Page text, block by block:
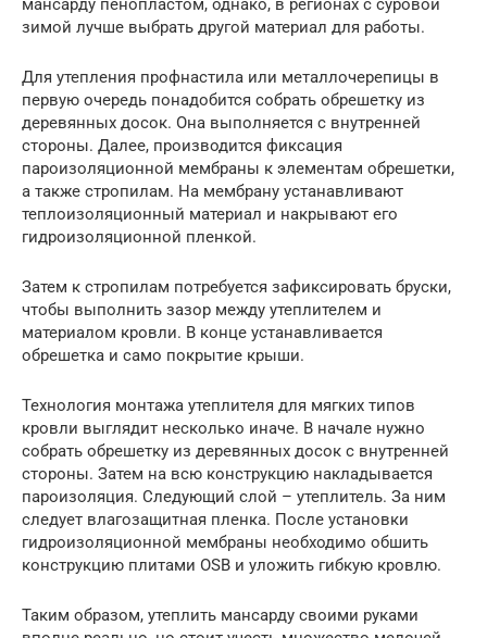
мансарду пенопластом, однако, в регионах с суровой
зимой лучше выбрать другой материал для работы.
Для утепления профнастила или металлочерепицы в
первую очередь понадобится собрать обрешетку из
деревянных досок. Она выполняется с внутренней
стороны. Далее, производится фиксация
пароизоляционной мембраны к элементам обрешетки,
а также стропилам. На мембрану устанавливают
теплоизоляционный материал и накрывают его
гидроизоляционной пленкой.
Затем к стропилам потребуется зафиксировать бруски,
чтобы выполнить зазор между утеплителем и
материалом кровли. В конце устанавливается
обрешетка и само покрытие крыши.
Технология монтажа утеплителя для мягких типов
кровли выглядит несколько иначе. В начале нужно
собрать обрешетку из деревянных досок с внутренней
стороны. Затем на всю конструкцию накладывается
пароизоляция. Следующий слой – утеплитель. За ним
следует влагозащитная пленка. После установки
гидроизоляционной мембраны необходимо обшить
конструкцию плитами OSB и уложить гибкую кровлю.
Таким образом, утеплить мансарду своими руками